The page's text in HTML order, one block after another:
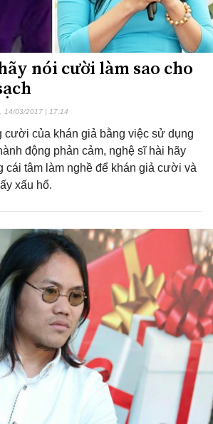
nói cười làm sao cho
14/03/2017 | 17:14
cười của khán giả bằng việc sử dụng
động phản cảm, nghệ sĩ hài hãy
cái tâm làm nghề để khán giả cười và
xấu hổ.